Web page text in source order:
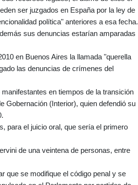
ser juzgados en España por la ley de
política" anteriores a esa fecha.
sus denuncias estarían amparadas
en Buenos Aires la llamada "querella
las denuncias de crímenes del
en tiempos de la transición
Gobernación (Interior), quien defendió su
para el juicio oral, que sería el primero
de una veintena de personas, entre
que se modifique el código penal y se